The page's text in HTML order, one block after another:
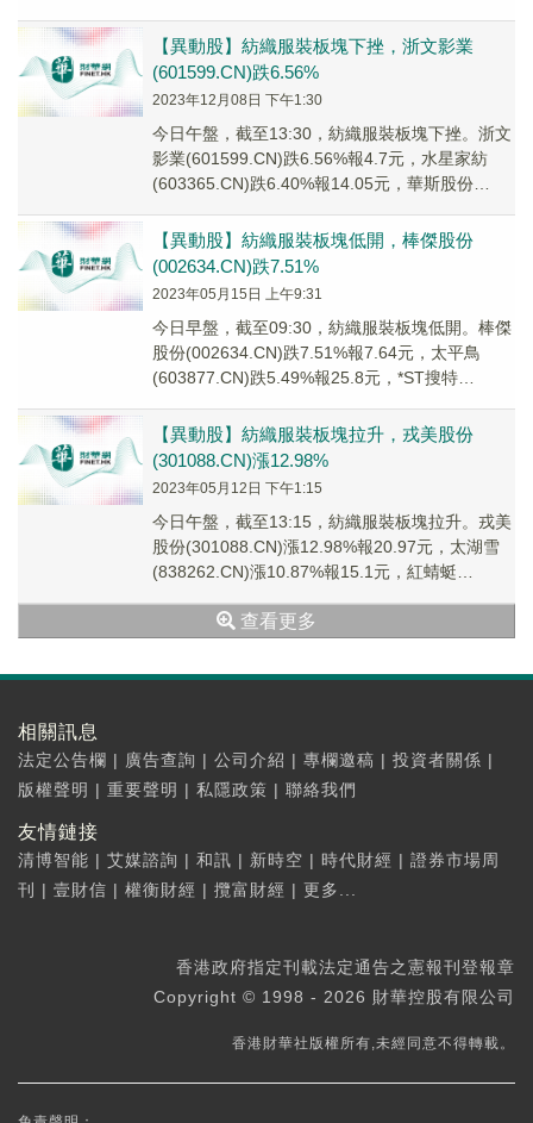
【異動股】紡織服裝板塊下挫，浙文影業
(601599.CN)跌6.56%
2023年12月08日 下午1:30
今日午盤，截至13:30，紡織服裝板塊下挫。浙文
影業(601599.CN)跌6.56%報4.7元，水星家紡
(603365.CN)跌6.40%報14.05元，華斯股份
【異動股】紡織服裝板塊低開，棒傑股份
(002634.CN)跌7.51%
2023年05月15日 上午9:31
今日早盤，截至09:30，紡織服裝板塊低開。棒傑
股份(002634.CN)跌7.51%報7.64元，太平鳥
(603877.CN)跌5.49%報25.8元，*ST搜特
【異動股】紡織服裝板塊拉升，戎美股份
(301088.CN)漲12.98%
2023年05月12日 下午1:15
今日午盤，截至13:15，紡織服裝板塊拉升。戎美
股份(301088.CN)漲12.98%報20.97元，太湖雪
(838262.CN)漲10.87%報15.1元，紅蜻蜓
查看更多
相關訊息
法定公告欄 | 廣告查詢 | 公司介紹 | 專欄邀稿 | 投資者關係 |
版權聲明 | 重要聲明 | 私隱政策 | 聯絡我們
友情鏈接
清博智能 | 艾媒諮詢 | 和訊 | 新時空 | 時代財經 | 證券市場周
刊
| 壹財信 | 權衡財經 | 攬富財經 | 更多...
香港政府指定刊載法定通告之憲報刊登報章
Copyright © 1998 - 2026 財華控股有限公司
香港財華社版權所有,未經同意不得轉載。